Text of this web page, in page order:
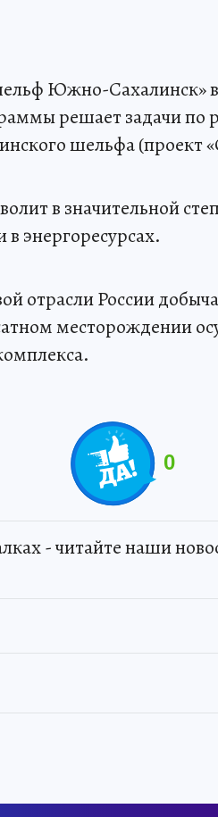
Южно-Сахалинск»
решает задачи по
шельфа (проект
в значительной
в энергоресурсах.
отрасли России
месторождении
0
- читайте наши